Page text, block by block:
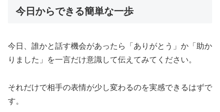
今日からできる簡単な一歩
今日、誰かと話す機会があったら「ありがとう」か「助か
りました」を一言だけ意識して伝えてみてください。
それだけで相手の表情が少し変わるのを実感できるはずで
す。